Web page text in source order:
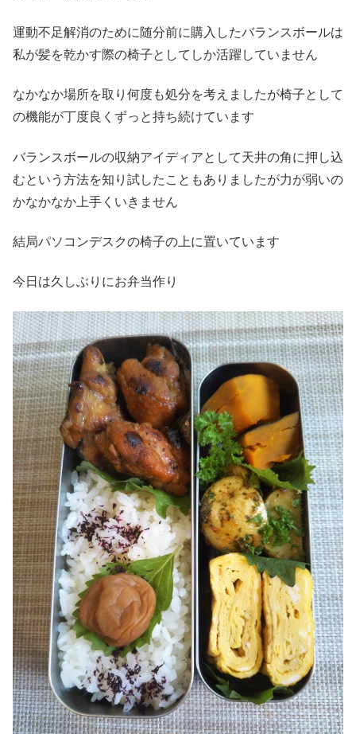
運動不足解消のために随分前に購入したバランスボールは
私が髪を乾かす際の椅子としてしか活躍していません
なかなか場所を取り何度も処分を考えましたが椅子として
の機能が丁度良くずっと持ち続けています
バランスボールの収納アイディアとして天井の角に押し込
むという方法を知り試したこともありましたが力が弱いの
かなかなか上手くいきません
結局パソコンデスクの椅子の上に置いています
今日は久しぶりにお弁当作り